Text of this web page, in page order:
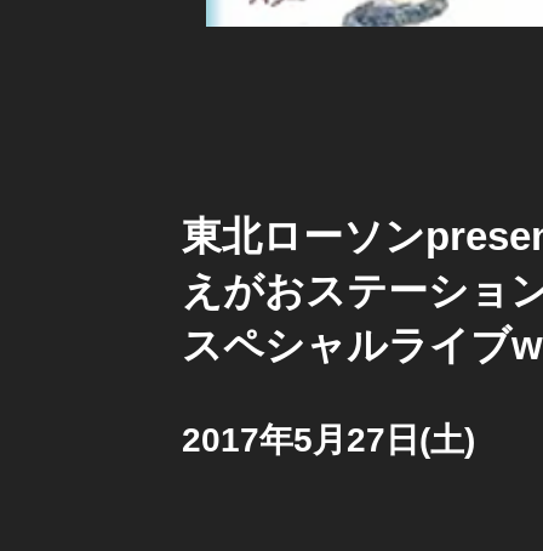
東北ローソン
えがおステーショ
スペシャルライブ
2017年5月27日(土)